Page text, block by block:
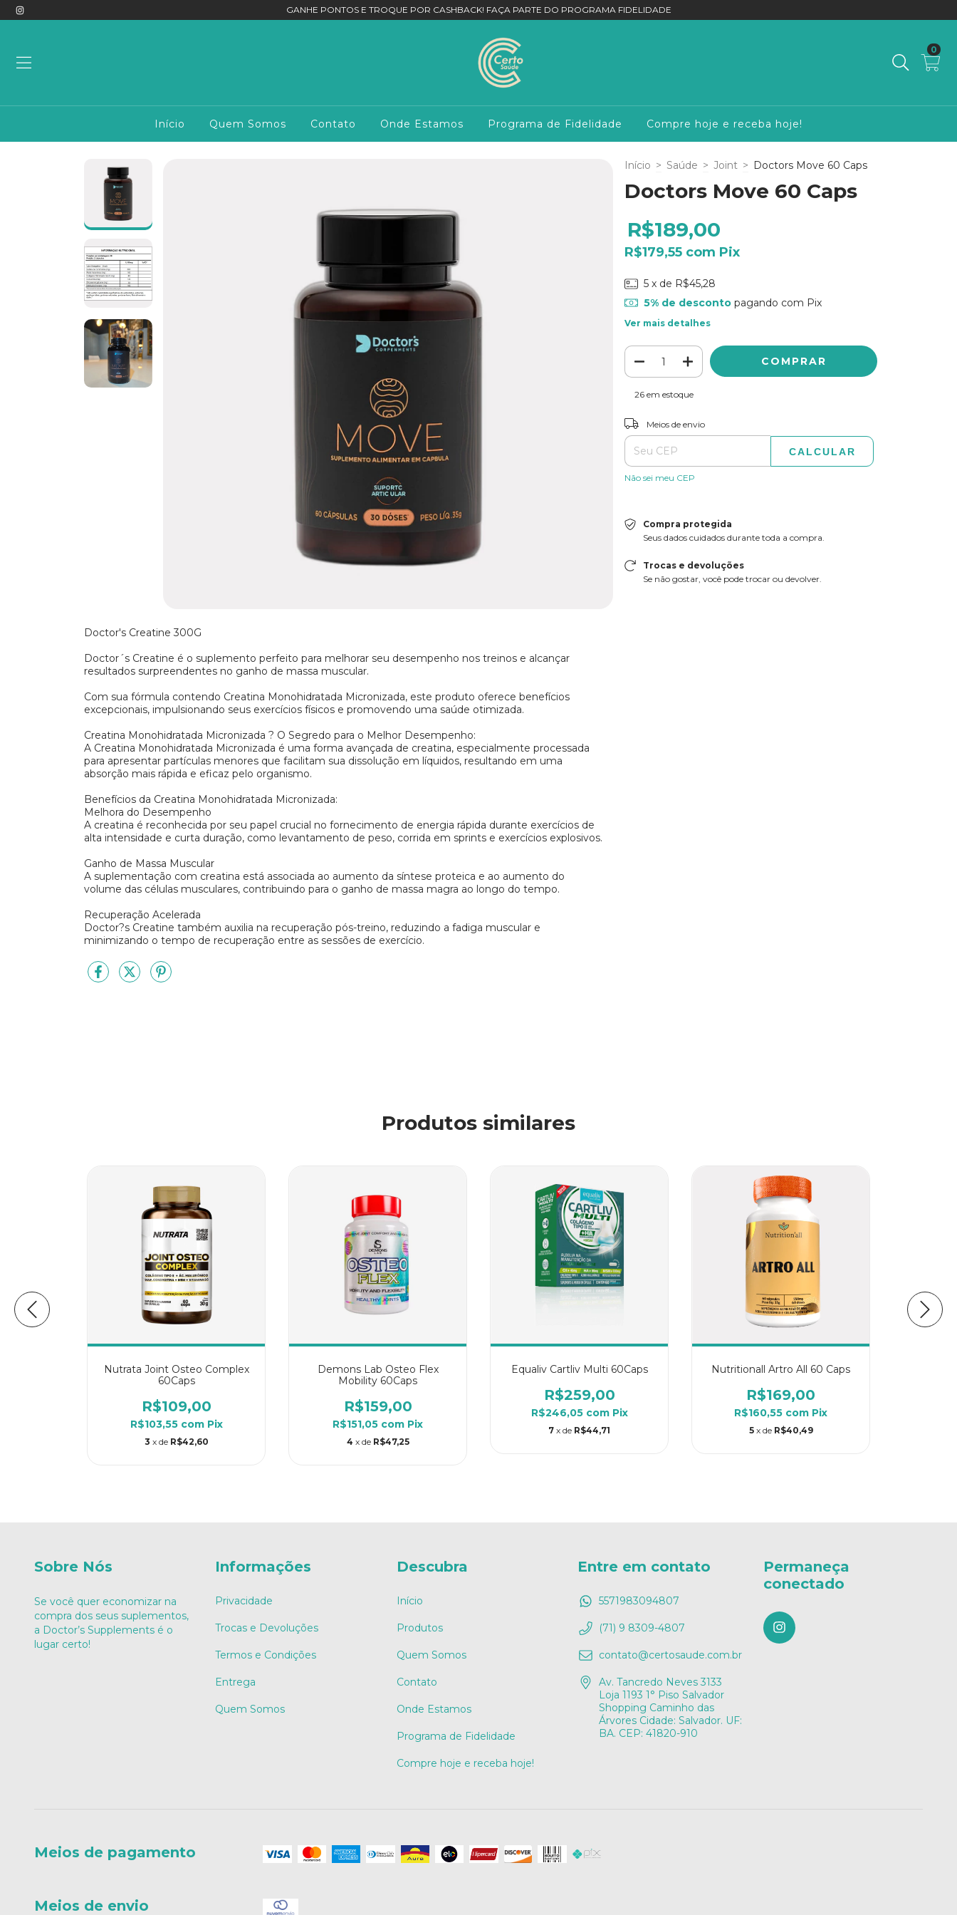
GANHE PONTOS E TROQUE POR CASHBACK! FAÇA PARTE DO PROGRAMA FIDELIDADE
0
Início Quem Somos Contato Onde Estamos Programa de Fidelidade Compre hoje e receba hoje!
Doctor's Creatine 300G
Doctor´s Creatine é o suplemento perfeito para melhorar seu desempenho nos treinos e alcançar
resultados surpreendentes no ganho de massa muscular.
Com sua fórmula contendo Creatina Monohidratada Micronizada, este produto oferece benefícios
excepcionais, impulsionando seus exercícios físicos e promovendo uma saúde otimizada.
Creatina Monohidratada Micronizada ? O Segredo para o Melhor Desempenho:
A Creatina Monohidratada Micronizada é uma forma avançada de creatina, especialmente processada
para apresentar partículas menores que facilitam sua dissolução em líquidos, resultando em uma
absorção mais rápida e eficaz pelo organismo.
Benefícios da Creatina Monohidratada Micronizada:
Melhora do Desempenho
A creatina é reconhecida por seu papel crucial no fornecimento de energia rápida durante exercícios de
alta intensidade e curta duração, como levantamento de peso, corrida em sprints e exercícios explosivos.
Ganho de Massa Muscular
A suplementação com creatina está associada ao aumento da síntese proteica e ao aumento do
volume das células musculares, contribuindo para o ganho de massa magra ao longo do tempo.
Recuperação Acelerada
Doctor?s Creatine também auxilia na recuperação pós-treino, reduzindo a fadiga muscular e
minimizando o tempo de recuperação entre as sessões de exercício.
Início > Saúde > Joint > Doctors Move 60 Caps
Doctors Move 60 Caps
R$189,00
R$179,55 com Pix
5 x de R$45,28
5% de descontopagando com Pix
Ver mais detalhes
26em estoque
Entregas para o CEP:
Meios de envio
CALCULAR
Não sei meu CEP
Compra protegida
Seus dados cuidados durante toda a compra.
Trocas e devoluções
Se não gostar, você pode trocar ou devolver.
Produtos similares
Nutrata Joint Osteo Complex
60Caps
R$109,00
R$103,55 com Pix
3 x de R$42,60
Demons Lab Osteo Flex
Mobility 60Caps
R$159,00
R$151,05 com Pix
4 x de R$47,25
Equaliv Cartliv Multi 60Caps
R$259,00
R$246,05 com Pix
7 x de R$44,71
Nutritionall Artro All 60 Caps
R$169,00
R$160,55 com Pix
5 x de R$40,49
Sobre Nós
Se você quer economizar na
compra dos seus suplementos,
a Doctor’s Supplements é o
lugar certo!
Informações
Privacidade
Trocas e Devoluções
Termos e Condições
Entrega
Quem Somos
Descubra
Início
Produtos
Quem Somos
Contato
Onde Estamos
Programa de Fidelidade
Compre hoje e receba hoje!
Entre em contato
5571983094807
(71) 9 8309-4807
contato@certosaude.com.br
Av. Tancredo Neves 3133
Loja 1193 1° Piso Salvador
Shopping Caminho das
Árvores Cidade: Salvador. UF:
BA. CEP: 41820-910
Permaneça
conectado
Meios de pagamento
Meios de envio